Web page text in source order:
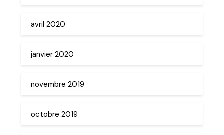
avril 2020
janvier 2020
novembre 2019
octobre 2019